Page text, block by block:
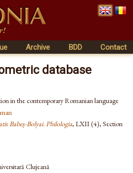
Archive BDD Contact
database
in the contemporary Romanian language
Babeș-Bolyai. Philologia, LXII (4), Section
Clujeană